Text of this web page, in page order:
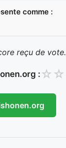
comme :
reçu de vote.
: ☆ ☆